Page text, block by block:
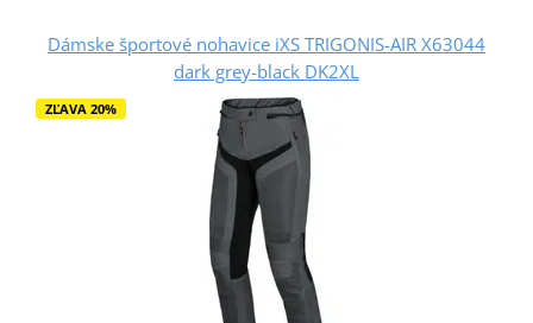
Dámske športové nohavice iXS TRIGONIS-AIR X63044
dark grey-black DK2XL
ZĽAVA 20%